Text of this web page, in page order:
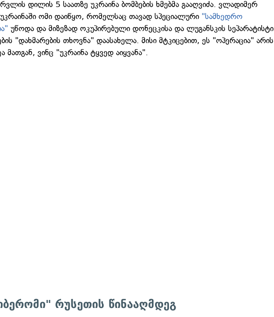
დილის 5 საათზე უკრაინა ბომბების ხმებმა გააღვიძა. ვლადიმერ
უკრაინაში ომი დაიწყო, რომელსაც თავად სპეციალური "სამხედრო
უწოდა და მიზეზად ოკუპირებული დონეცკისა და ლუგანსკის სეპარატისტი
"დახმარების თხოვნა" დაასახელა. მისი მტკიცებით, ეს "ოპერაცია" არის
მათგან, ვინც "უკრაინა ტყვედ აიყვანა".
რუსეთის წინააღმდეგ